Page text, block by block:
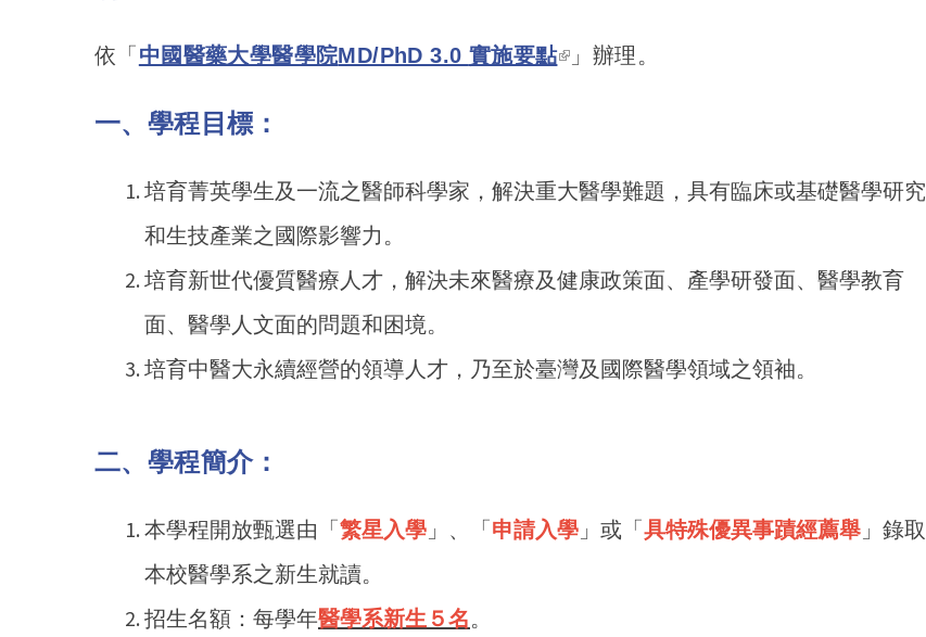
依「 中國醫藥大學醫學院MD/PhD 3.0 實施要點(link is external)
」辦理。
一、學程目標：
培育菁英學生及一流之醫師科學家，解決重大醫學難題，具有臨床或基礎醫學研究
和生技產業之國際影響力。
培育新世代優質醫療人才，解決未來醫療及健康政策面、產學研發面、醫學教育
面、醫學人文面的問題和困境。
培育中醫大永續經營的領導人才，乃至於臺灣及國際醫學領域之領袖。
二、學程簡介：
本學程開放甄選由「 繁星入學 」、「 申請入學 」或「 具特殊優異事蹟經薦舉 」錄取
本校醫學系之新生就讀。
招生名額：每學年醫學系新生５名。